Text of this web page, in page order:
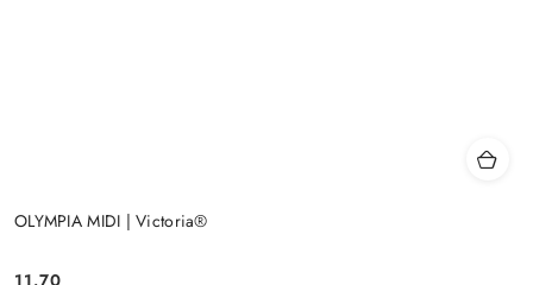
OLYMPIA MIDI | Victoria®